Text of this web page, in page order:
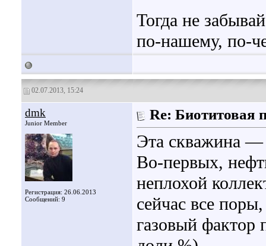
Тогда не
по-нашему, по-
02.07.2013, 15:24
dmk
Junior Member
Регистрация: 26.06.2013
Сообщений: 9
Re: Биотитовая
Эта скважина —
Во-первых,
неплохой
сейчас все
газовый фактор